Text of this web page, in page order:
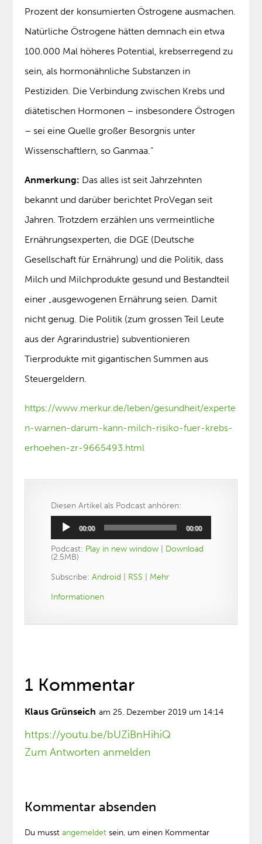
Prozent der konsumierten Östrogene ausmachen.
Natürliche Östrogene hätten demnach ein etwa
100.000 Mal höheres Potential, krebserregend zu
sein, als hormonähnliche Substanzen in
Pestiziden. Die Verbindung zwischen Krebs und
diätetischen Hormonen – insbesondere Östrogen
– sei eine Quelle großer Besorgnis unter
Wissenschaftlern, so Ganmaa.“
Anmerkung: Das alles ist seit Jahrzehnten
bekannt und darüber berichtet ProVegan seit
Jahren. Trotzdem erzählen uns vermeintliche
Ernährungsexperten, die DGE (Deutsche
Gesellschaft für Ernährung) und die Politik, dass
Milch und Milchprodukte gesund und Bestandteil
einer „ausgewogenen Ernährung seien. Damit
nicht genug. Die Politik (zum grossen Teil Leute
aus der Agrarindustrie) subventionieren
Tierprodukte mit gigantischen Summen aus
Steuergeldern.
https://www.merkur.de/leben/gesundheit/experte
n-warnen-darum-kann-milch-risiko-fuer-krebs-
erhoehen-zr-9665493.html
Diesen Artikel als Podcast anhören:
Audio-
Player
00:00 00:00
Podcast: Play in new window
Download
(2.5MB)
Subscribe:Android RSS
Mehr
Informationen
1 Kommentar
Klaus Grünseich am 25. Dezember 2019 um 14:14
https://youtu.be/bUZiBnHihiQ
Zum Antworten anmelden
Kommentar absenden
Du musstangemeldet sein, um einen Kommentar